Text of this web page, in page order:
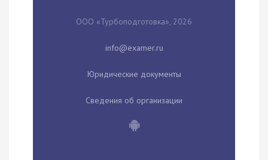
ООО «Турбоподготовка», 2026
Юридические документы
Сведения об организации